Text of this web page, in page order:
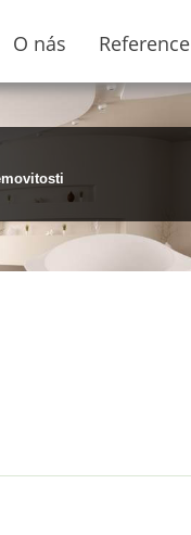
O nás Reference